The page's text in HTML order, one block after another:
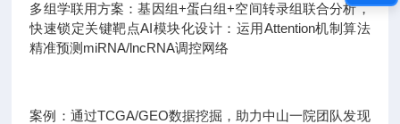
多组学联用方案：基因组+蛋白组+空间转录组联合分析，
快速锁定关键靶点AI模块化设计：运用Attention机制算法
精准预测miRNA/lncRNA调控网络
案例：通过TCGA/GEO数据挖掘，助力中山一院团队发现